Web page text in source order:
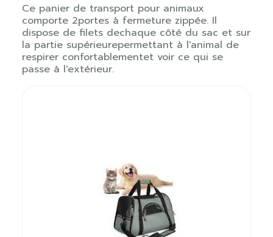
Ce panier de transport pour animaux
comporte 2portes à fermeture zippée. Il
dispose de filets dechaque côté du sac et sur
la partie supérieurepermettant à l'animal de
respirer confortablementet voir ce qui se
passe à l'extérieur.